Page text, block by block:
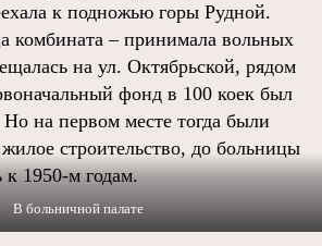
к подножью горы Рудной.
комбината – принимала вольных
на ул. Октябрьской, рядом
фонд в 100 коек был
на первом месте тогда были
строительство, до больницы
1950-м годам.
В больничной палате